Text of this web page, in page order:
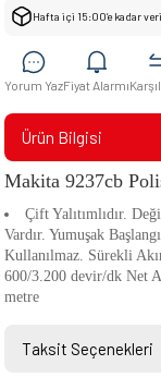
Hafta içi 15:00’e kadar
Yorum YazFiyat Alarmı
Ürün Bilgisi
Makita 9237cb
Çift Yalıtımlıdır.
Vardır. Yumuşak
Kullanılmaz. Sürekli
600/3.200 devir/dk Net
metre
Taksit Seçenekleri